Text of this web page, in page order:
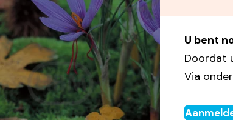
U bent
Doordat
Via